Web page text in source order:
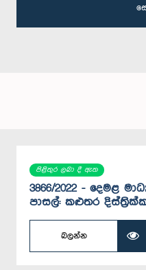
පිළිතුර ලබා දී ඇත
3866/2022 - දෙමළ
පාසල්: කළුතර
බලන්න